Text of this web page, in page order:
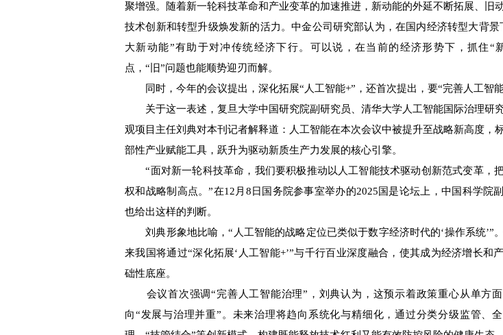
聚增强。随着新一轮科技革命和产业变革的加速推进，新动能的外延不断拓展、旧
技术创新和转型升级焕发新的活力。中金公司研究部认为，在国内经济转型大背景
大新动能”有助于对冲传统经济下行。可以说，在当前的经济形势下，抓住“
点，“旧”问题也能顺势迎刃而解。
同时，今年的会议提出，深化拓展“人工智能+”，还首次提出，要“完善人工智能
关于这一表述，复旦大学中国研究院副研究员、清华大学人工智能国际治理研
观项目主任刘典对本刊记者解释道：人工智能在本次会议中被提升至战略新高度，
部性产业赋能工具，跃升为驱动新质生产力发展的核心引擎。
“面对新一轮科技革命，我们要积极推动以人工智能技术驱动创新范式变革，
权和战略制高点。”在12月8日国务院参事室举办的2025国是论坛上，中国科学院
也给出这样的判断。
刘典形象地比喻，“人工智能的战略定位已类似于数字经济时代的‘操作系统’”
来我国将通过“深化拓展‘人工智能+’”与千行百业深度融合，使其成为经济增长和
础性底座。
会议首次强调“完善人工智能治理”，刘典认为，这预示着政策重心从单方
向“发展与治理并重”。未来治理将趋向系统化与精细化，通过分类分级监管、